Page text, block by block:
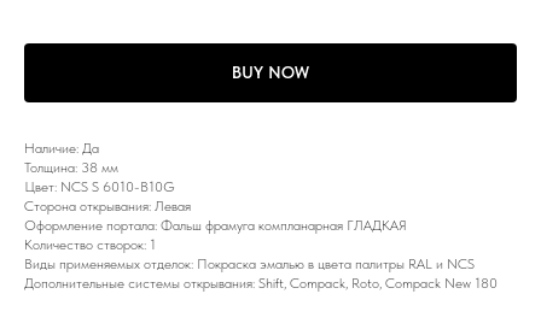
BUY NOW
Наличие: Да
Толщина: 38 мм
Цвет: NCS S 6010-B10G
Сторона открывания: Левая
Оформление портала: Фальш фрамуга компланарная ГЛАДКАЯ
Количество створок: 1
Виды применяемых отделок: Покраска эмалью в цвета палитры RAL и NCS
Дополнительные системы открывания: Shift, Compack, Roto, Compack New 180